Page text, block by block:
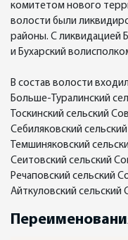
комитетом нового
волости были
районы. С ликвидацией
и Бухарский
В состав волости
Больше-Туралинский
Тоскинский сельский
Себиляковский
Темшиняковский
Сеитовский сельский
Речаповский сельский
Айткуловский сельский